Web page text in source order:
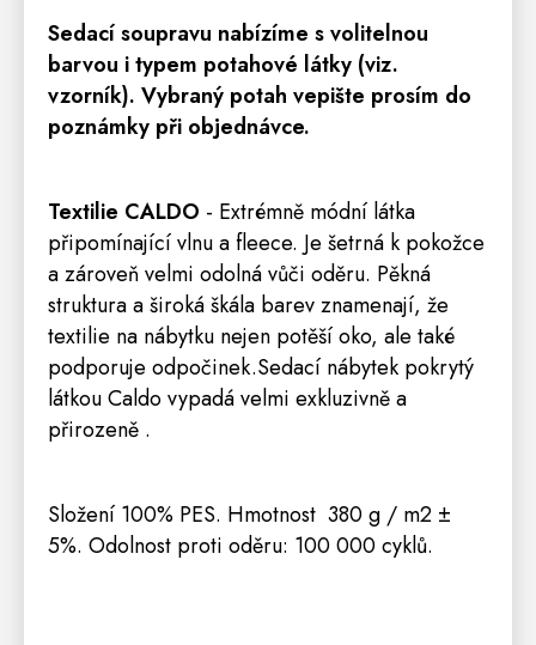
Sedacísoupravu nabízíme s volitelnou
barvou i typem potahové látky (viz.
vzorník). Vybraný potah vepište prosím do
poznámky při objednávce.
Textilie CALDO - Extrémně módní látka
připomínající vlnu a fleece. Je šetrná k pokožce
a zároveň velmi odolná vůči oděru. Pěkná
struktura a široká škála barev znamenají, že
textilie na nábytku nejen potěší oko, ale také
podporuje odpočinek.Sedací nábytek pokrytý
látkou Caldo vypadá velmi exkluzivně a
přirozeně .
Složení 100% PES. Hmotnost 380 g / m2 ±
5%. Odolnost proti oděru: 100 000 cyklů.